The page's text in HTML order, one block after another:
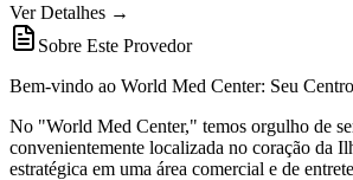
Ver Detalhes →
Sobre Este Provedor
Bem-vindo ao World Med Center: Seu
No "World Med Center," temos orgulho de
convenientemente localizada no coração da
estratégica em uma área comercial e de